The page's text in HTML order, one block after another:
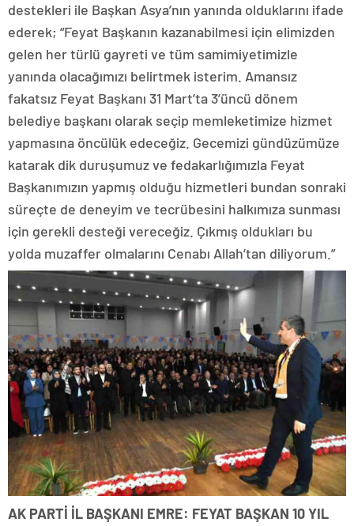
destekleri ile Başkan Asya’nın yanında olduklarını ifade
ederek; “Feyat Başkanın kazanabilmesi için elimizden
gelen her türlü gayreti ve tüm samimiyetimizle
yanında olacağımızı belirtmek isterim. Amansız
fakatsız Feyat Başkanı 31 Mart’ta 3’üncü dönem
belediye başkanı olarak seçip memleketimize hizmet
yapmasına öncülük edeceğiz. Gecemizi gündüzümüze
katarak dik duruşumuz ve fedakarlığımızla Feyat
Başkanımızın yapmış olduğu hizmetleri bundan sonraki
süreçte de deneyim ve tecrübesini halkımıza sunması
için gerekli desteği vereceğiz. Çıkmış oldukları bu
yolda muzaffer olmalarını Cenabı Allah’tan diliyorum.”
AK PARTİ İL BAŞKANI EMRE: FEYAT BAŞKAN 10 YIL